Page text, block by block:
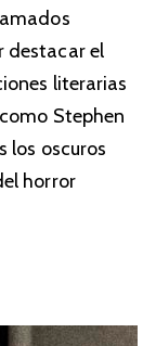
destacar el
literarias
Stephen
los oscuros
horror